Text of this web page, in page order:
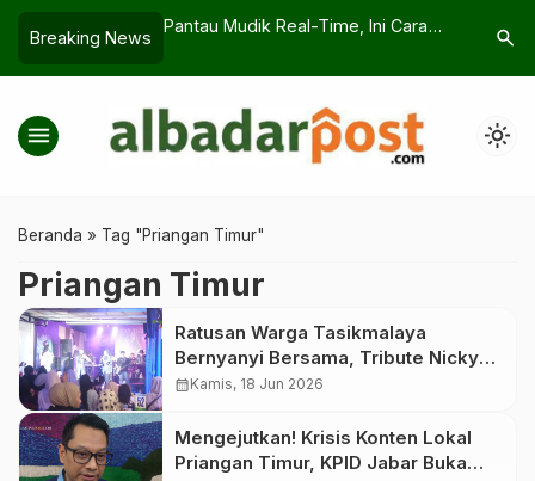
Breaking News
Jakarta Pagi
Pantau Mudik Real-Time, Ini Cara
Simpan
search
menu light_mode
Beranda » Tag "Priangan Timur"
Priangan Timur
Ratusan Warga Tasikmalaya
Bernyanyi Bersama, Tribute Nicky
Astria Bikin Merinding
calendar_monthKamis, 18 Jun 2026
Mengejutkan! Krisis Konten Lokal
Priangan Timur, KPID Jabar Buka